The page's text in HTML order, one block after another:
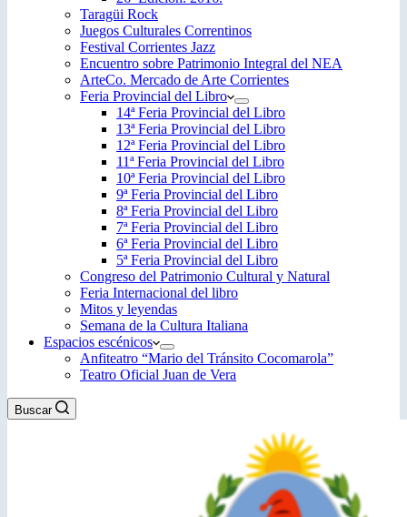
Taragüi Rock
Juegos Culturales Correntinos
Festival Corrientes Jazz
Encuentro sobre Patrimonio Integral del NEA
ArteCo. Mercado de Arte Corrientes
Feria Provincial del Libro
14ª Feria Provincial del Libro
13ª Feria Provincial del Libro
12ª Feria Provincial del Libro
11ª Feria Provincial del Libro
10ª Feria Provincial del Libro
9ª Feria Provincial del Libro
8ª Feria Provincial del Libro
7ª Feria Provincial del Libro
6ª Feria Provincial del Libro
5ª Feria Provincial del Libro
Congreso del Patrimonio Cultural y Natural
Feria Internacional del libro
Mitos y leyendas
Semana de la Cultura Italiana
Espacios escénicos
Anfiteatro “Mario del Tránsito Cocomarola”
Teatro Oficial Juan de Vera
Buscar